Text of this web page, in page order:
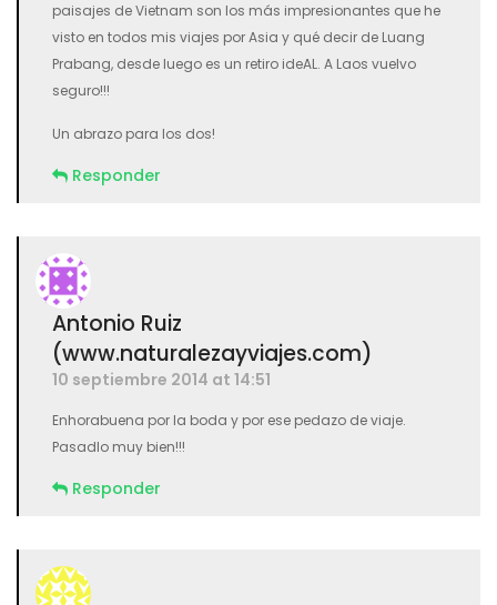
paisajes de Vietnam son los más impresionantes que he
visto en todos mis viajes por Asia y qué decir de Luang
Prabang, desde luego es un retiro ideAL. A Laos vuelvo
seguro!!!
Un abrazo para los dos!
Responder
Antonio Ruiz
(www.naturalezayviajes.com)
10 septiembre 2014 at 14:51
Enhorabuena por la boda y por ese pedazo de viaje.
Pasadlo muy bien!!!
Responder